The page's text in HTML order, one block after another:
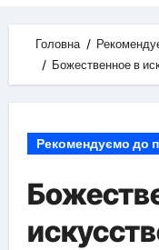
Головна
Божественное в
Рекомендуємо до